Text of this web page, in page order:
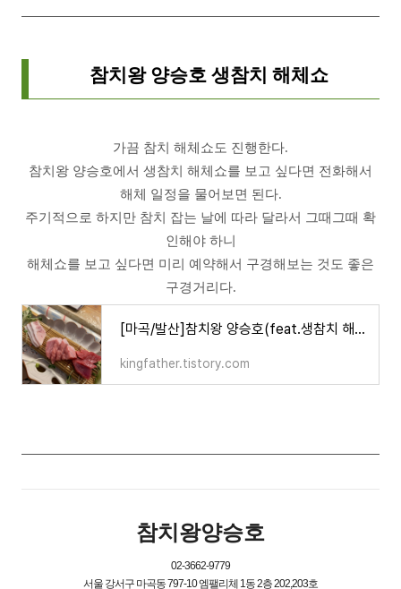
참치왕 양승호 생참치 해체쇼
가끔 참치 해체쇼도 진행한다.
참치왕 양승호에서 생참치 해체쇼를 보고 싶다면 전화해서
해체 일정을 물어보면 된다.
주기적으로 하지만 참치 잡는 날에 따라 달라서 그때그때 확
인해야 하니
해체쇼를 보고 싶다면 미리 예약해서 구경해보는 것도 좋은
구경거리다.
[마곡/발산]참치왕 양승호(feat.생참치 해체쇼)
kingfather.tistory.com